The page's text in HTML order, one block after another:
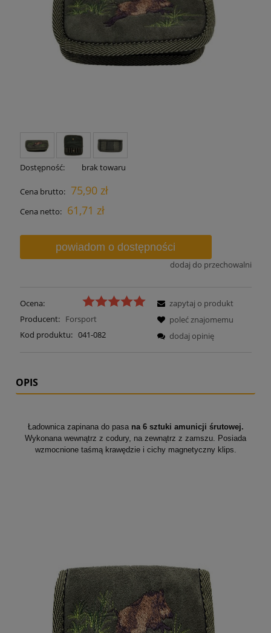
Dostępność: brak towaru
Cena brutto: 75,90 zł
Cena netto: 61,71 zł
powiadom o dostępności
dodaj do przechowalni
Ocena:
Producent: Forsport
Kod produktu: 041-082
zapytaj o produkt
poleć znajomemu
dodaj opinię
OPIS
Ładownica zapinana do pasana6 sztuki amunicji śrutowej.
Wykonana wewnątrz z codury, na zewnątrz z zamszu. Posiada
wzmocnione taśmą krawędzie i cichy magnetyczny klips.